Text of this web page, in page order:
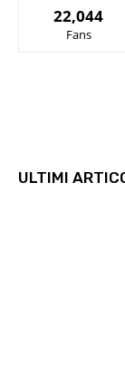
22,044
Fans
ULTIMI